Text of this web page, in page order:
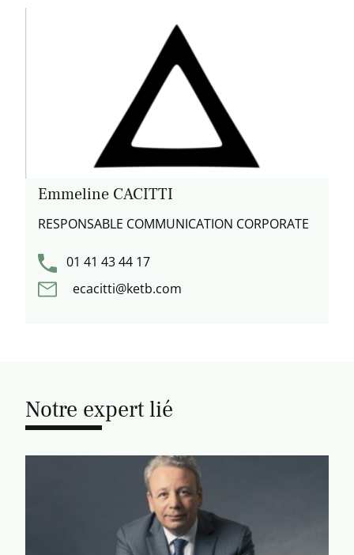
Emmeline CACITTI
RESPONSABLE COMMUNICATION CORPORATE
01 41 43 44 17
ecacitti@ketb.com
Notre expert lié